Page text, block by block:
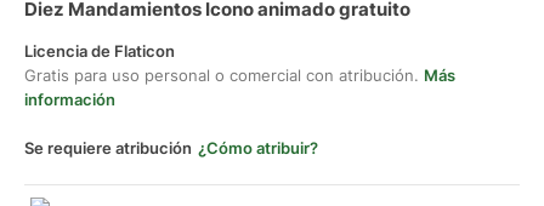
Diez Mandamientos Icono animado gratuito
Licencia de Flaticon
Gratis para uso personal o comercial con atribución. Más
información
Se requiere atribución ¿Cómo atribuir?